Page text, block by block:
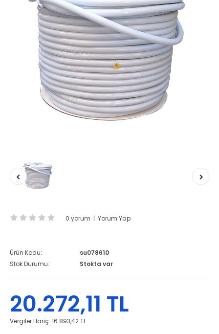
0 yorum | Yorum Yap
Ürün Kodu:
su078610
Stok Durumu:
Stokta var
20.272,11 TL
Vergiler Hariç: 16.893,42 TL